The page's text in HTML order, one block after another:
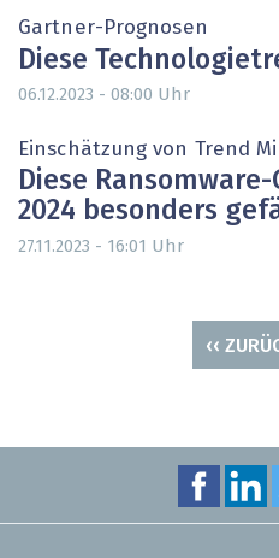
Gartner-Prognosen
Diese
06.12.2023 - 08:00 Uhr
Einschätzung von Trend
Diese
2024 besonders
27.11.2023 - 16:01 Uhr
‹‹